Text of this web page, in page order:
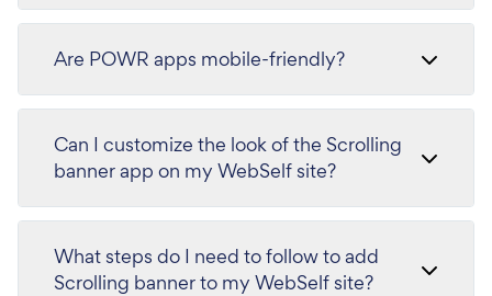
Are POWR apps mobile-friendly?
Can I customize the look of the Scrolling
banner app on my WebSelf site?
What steps do I need to follow to add
Scrolling banner to my WebSelf site?